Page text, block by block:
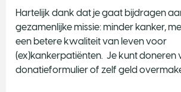
Hartelijk dank dat je gaat bijdragen
gezamenlijke missie: minder kanker,
een betere kwaliteit van leven voor
(ex)kankerpatiënten. Je kunt doneren
donatieformulier of zelf geld